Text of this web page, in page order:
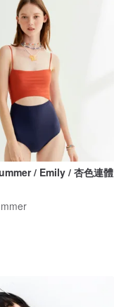
/ Emily / 杏色連體